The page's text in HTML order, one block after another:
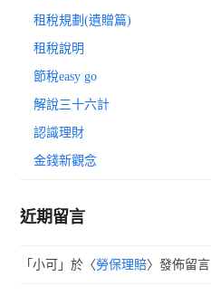
租稅規劃(遺贈篇)
租稅說明
節稅easy go
解說三十六計
認識理財
金錢新觀念
近期留言
「小可 」於〈勞保理賠〉發佈留言